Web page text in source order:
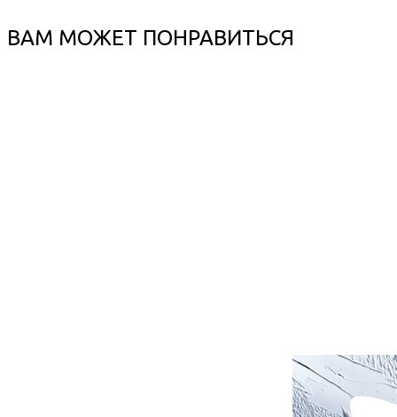
ВАМ МОЖЕТ ПОНРАВИТЬСЯ